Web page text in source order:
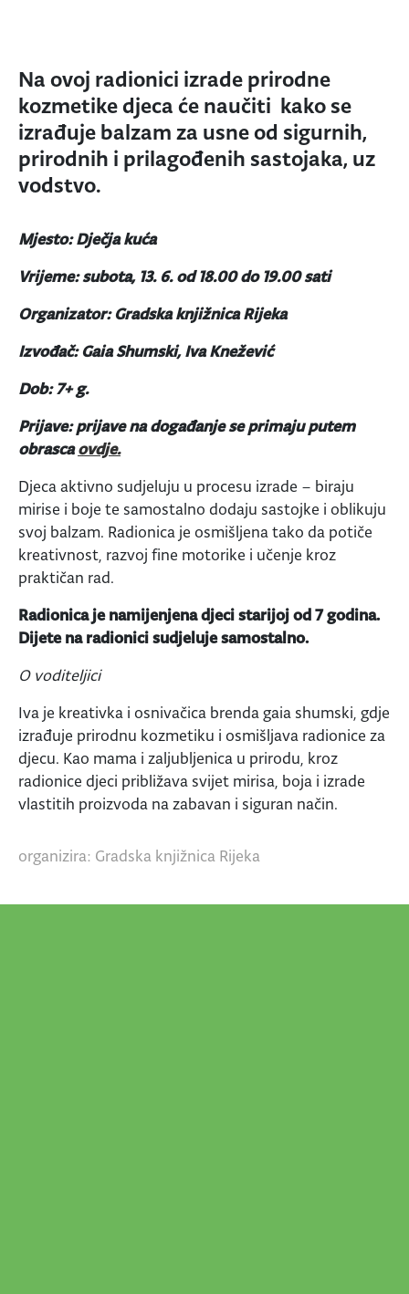
Na ovoj radionici izrade prirodne
kozmetike djeca će naučiti kako se
izrađuje balzam za usne od sigurnih,
prirodnih i prilagođenih sastojaka, uz
vodstvo.
Mjesto: Dječja kuća
Vrijeme: subota, 13. 6. od 18.00 do 19.00 sati
Organizator: Gradska knjižnica Rijeka
Izvođač: Gaia Shumski, Iva Knežević
Dob: 7+ g.
Prijave: prijave na događanje se primaju putem
obrascaovdje.
Djeca aktivno sudjeluju u procesu izrade – biraju
mirise i boje te samostalno dodaju sastojke i oblikuju
svoj balzam. Radionica je osmišljena tako da potiče
kreativnost, razvoj fine motorike i učenje kroz
praktičan rad.
Radionica je namijenjena djeci starijoj od 7 godina.
Dijete na radionici sudjeluje samostalno.
O voditeljici
Iva je kreativka i osnivačica brenda gaia shumski, gdje
izrađuje prirodnu kozmetiku i osmišljava radionice za
djecu. Kao mama i zaljubljenica u prirodu, kroz
radionice djeci približava svijet mirisa, boja i izrade
vlastitih proizvoda na zabavan i siguran način.
organizira: Gradska knjižnica Rijeka